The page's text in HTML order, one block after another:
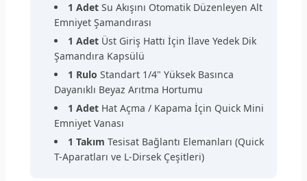
1 Adet Su Akışını Otomatik Düzenleyen Alt
Emniyet Şamandırası
1 Adet Üst Giriş Hattı İçin İlave Yedek Dik
Şamandıra Kapsülü
1 Rulo Standart 1/4" Yüksek Basınca
Dayanıklı Beyaz Arıtma Hortumu
1 Adet Hat Açma / Kapama İçin Quick Mini
Emniyet Vanası
1 Takım Tesisat Bağlantı Elemanları (Quick
T-Aparatları ve L-Dirsek Çeşitleri)